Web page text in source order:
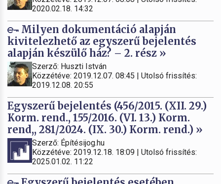
2020.02.18. 14:32
Milyen dokumentáció alapján
kivitelezhető az egyszerű bejelentés
alapján készülő ház? – 2. rész »
Szerző: Huszti István
Közzétéve: 2019.12.07. 08:45 | Utolsó frissítés:
2019.12.08. 20:55
Egyszerű bejelentés (456/2015. (XII. 29.)
Korm. rend., 155/2016. (VI. 13.) Korm.
rend,, 281/2024. (IX. 30.) Korm. rend.) »
Szerző: Építésijog.hu
Közzétéve: 2019.12.18. 18:09 | Utolsó frissítés:
2025.01.02. 11:22